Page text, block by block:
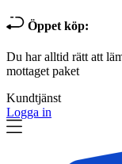
Öppet köp:
Du har alltid rätt att
mottaget paket
Kundtjänst
Logga in